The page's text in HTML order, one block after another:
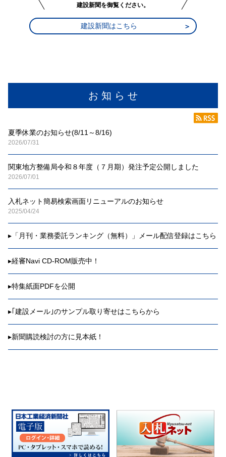
お 知 ら せ
夏季休業のお知らせ(8/11～8/16)
2026/07/31
関東地方整備局令和８年度（７月期）発注予定公開しました
2026/07/01
入札ネット簡易検索画面リニューアルのお知らせ
2025/04/24
▸ 「月刊・業務委託ランキング（無料）」メール配信登録はこちら
▸経審Navi CD-ROM販売中！
▸特集紙面PDFを公開
▸ ｢建設メール｣のサンプル取り寄せはこちらから
▸新聞購読検討の方に見本紙！
建設新聞を御覧ください。
建設新聞はこちら